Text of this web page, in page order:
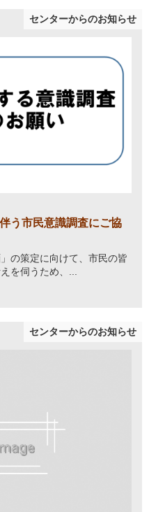
センターからのお知らせ
う市民意識調査にご協
の策定に向けて、市民の皆
を伺うため、...
センターからのお知らせ